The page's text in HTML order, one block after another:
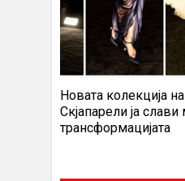
Новата колекција
Скјапарели ја слави
трансформацијата